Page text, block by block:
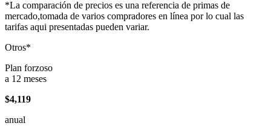
*La comparación de precios es una referencia de primas de
mercado,tomada de varios compradores en línea por lo cual las
tarifas aqui presentadas pueden variar.
Otros*
Plan forzoso
a 12 meses
$4,119
anual